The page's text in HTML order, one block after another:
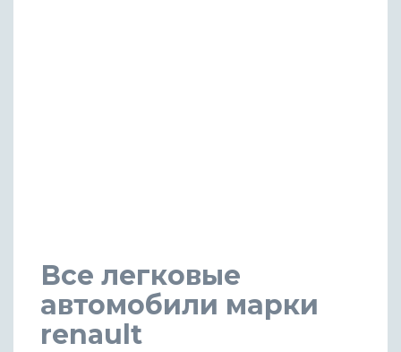
Все легковые
автомобили марки
renault